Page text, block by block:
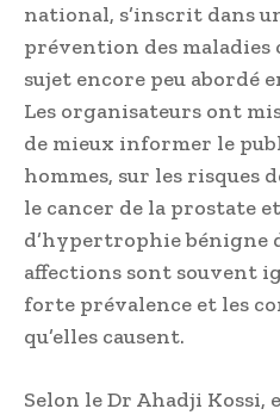
national, s’inscrit dans
prévention des maladies
sujet encore peu abordé
Les organisateurs ont
de mieux informer le
hommes, sur les risques
le cancer de la prostate
d’hypertrophie bénigne
affections sont souvent
forte prévalence et les
qu’elles causent.
Selon le Dr Ahadji Kossi,